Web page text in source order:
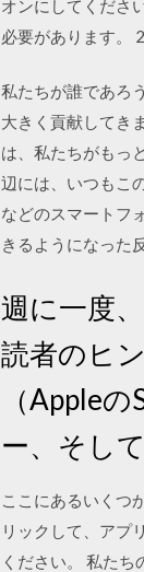
オンにしてくださ
必要があります。
私たちが誰であろ
大きく貢献してき
は、私たちがもっ
辺には、いつもこ
などのスマートフ
きるようになった
週に一度
読者のヒ
（Apple
ー、そし
ここにあるいくつ
リックして、アプ
ください。 私た